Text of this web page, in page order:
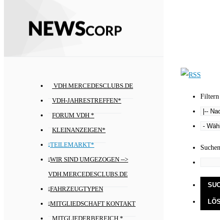
VDH.MERCEDESCLUBS.DE
VDH-JAHRESTREFFEN*
FORUM VDH *
KLEINANZEIGEN*
TEILEMARKT*
WIR SIND UMGEZOGEN -->
VDH.MERCEDESCLUBS.DE
FAHRZEUGTYPEN
MITGLIEDSCHAFT KONTAKT
MITGLIEDERBEREICH *
Filtern
Suchen